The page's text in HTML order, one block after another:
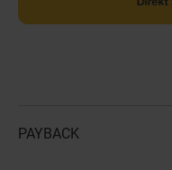
PAYBACK